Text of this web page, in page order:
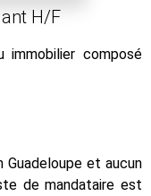
H/F
immobilier composé
et aucun
de mandataire est